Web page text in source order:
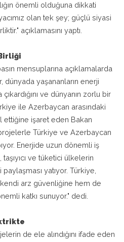
önemli olduğuna dikkati
olan tek şey; güçlü siyasi
açıklamasını yaptı.
mensuplarına açıklamalarda
dünyada yaşananların enerji
ve dünyanın zorlu bir
ile Azerbaycan arasındaki
ettiğine işaret eden Bakan
Türkiye ve Azerbaycan
Enerjide uzun dönemli iş
ve tüketici ülkelerin
yatıyor. Türkiye,
arz güvenliğine hem de
katkı sunuyor." dedi.
de ele alındığını ifade eden